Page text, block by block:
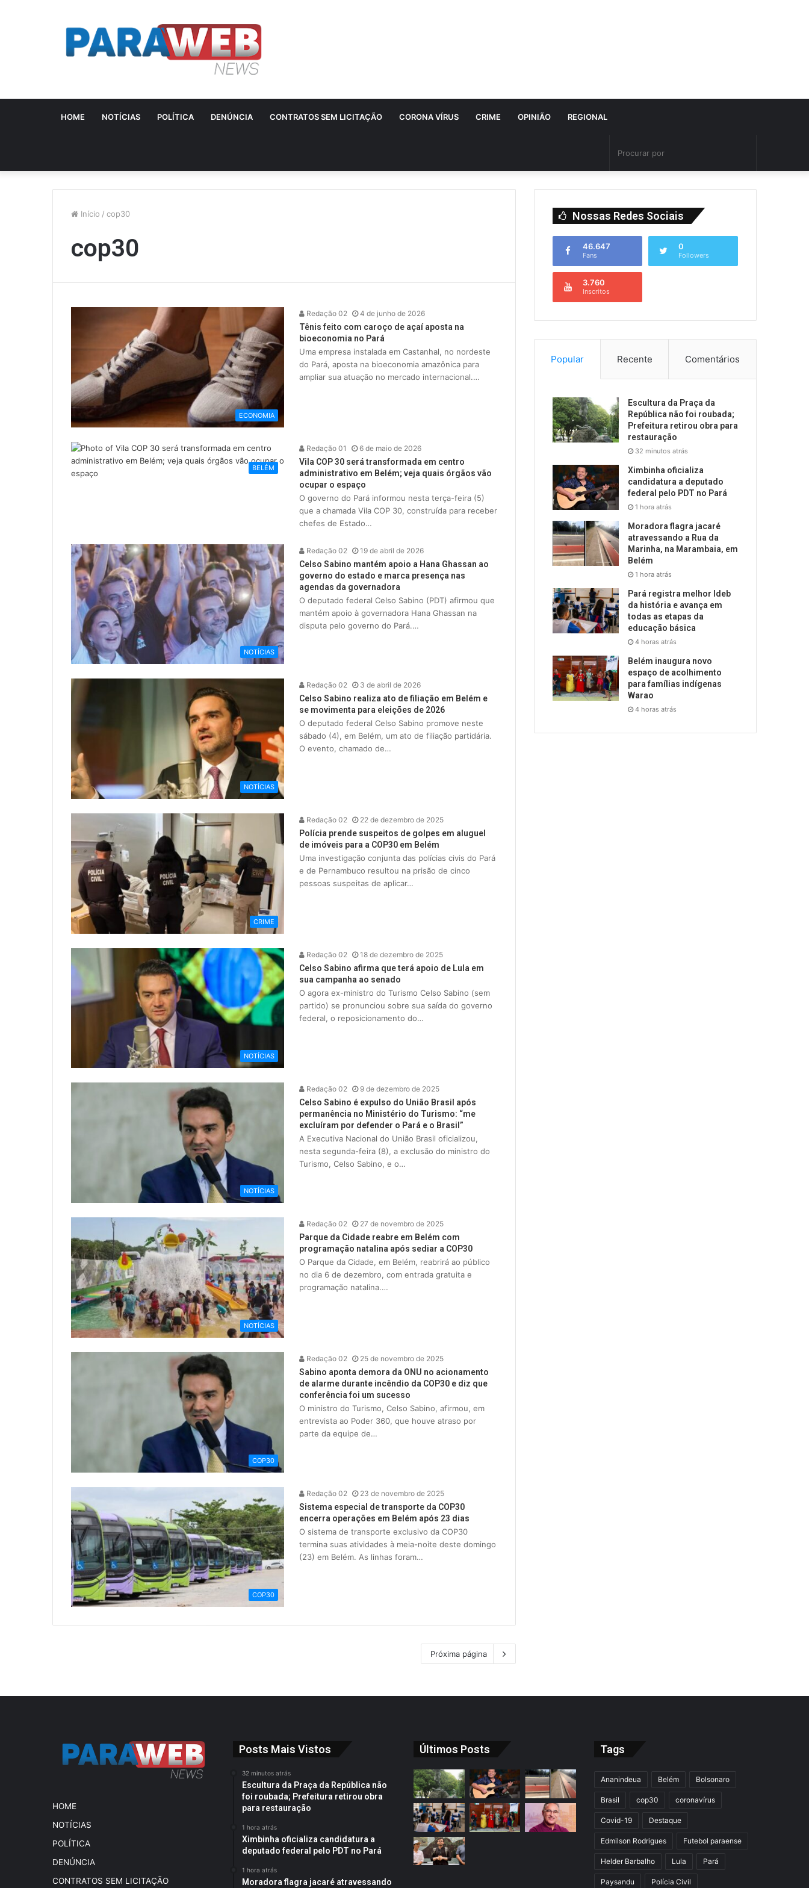
HOME NOTÍCIAS POLÍTICA DENÚNCIA CONTRATOS SEM LICITAÇÃO CORONA VÍRUS CRIME OPINIÃO REGIONAL
Início / cop30
cop30
ECONOMIA
Redação 02 4 de junho de 2026
Tênis feito com caroço de açaí aposta na
bioeconomia no Pará
Uma empresa instalada em Castanhal, no nordeste
do Pará, aposta na bioeconomia amazônica para
ampliar sua atuação no mercado internacional.…
BELÉM
Redação 01 6 de maio de 2026
Vila COP 30 será transformada em centro
administrativo em Belém; veja quais órgãos vão
ocupar o espaço
O governo do Pará informou nesta terça-feira (5)
que a chamada Vila COP 30, construída para receber
chefes de Estado…
NOTÍCIAS
Redação 02 19 de abril de 2026
Celso Sabino mantém apoio a Hana Ghassan ao
governo do estado e marca presença nas
agendas da governadora
O deputado federal Celso Sabino (PDT) afirmou que
mantém apoio à governadora Hana Ghassan na
disputa pelo governo do Pará.…
NOTÍCIAS
Redação 02 3 de abril de 2026
Celso Sabino realiza ato de filiação em Belém e
se movimenta para eleições de 2026
O deputado federal Celso Sabino promove neste
sábado (4), em Belém, um ato de filiação partidária.
O evento, chamado de…
CRIME
Redação 02 22 de dezembro de 2025
Polícia prende suspeitos de golpes em aluguel
de imóveis para a COP30 em Belém
Uma investigação conjunta das polícias civis do Pará
e de Pernambuco resultou na prisão de cinco
pessoas suspeitas de aplicar…
NOTÍCIAS
Redação 02 18 de dezembro de 2025
Celso Sabino afirma que terá apoio de Lula em
sua campanha ao senado
O agora ex-ministro do Turismo Celso Sabino (sem
partido) se pronunciou sobre sua saída do governo
federal, o reposicionamento do…
NOTÍCIAS
Redação 02 9 de dezembro de 2025
Celso Sabino é expulso do União Brasil após
permanência no Ministério do Turismo: “me
excluíram por defender o Pará e o Brasil”
A Executiva Nacional do União Brasil oficializou,
nesta segunda-feira (8), a exclusão do ministro do
Turismo, Celso Sabino, e o…
NOTÍCIAS
Redação 02 27 de novembro de 2025
Parque da Cidade reabre em Belém com
programação natalina após sediar a COP30
O Parque da Cidade, em Belém, reabrirá ao público
no dia 6 de dezembro, com entrada gratuita e
programação natalina.…
COP30
Redação 02 25 de novembro de 2025
Sabino aponta demora da ONU no acionamento
de alarme durante incêndio da COP30 e diz que
conferência foi um sucesso
O ministro do Turismo, Celso Sabino, afirmou, em
entrevista ao Poder 360, que houve atraso por
parte da equipe de…
COP30
Redação 02 23 de novembro de 2025
Sistema especial de transporte da COP30
encerra operações em Belém após 23 dias
O sistema de transporte exclusivo da COP30
termina suas atividades à meia-noite deste domingo
(23) em Belém. As linhas foram…
Próxima página
Nossas Redes Sociais
46.647
Fans
0
Followers
3.760
Inscritos
Popular Recente Comentários
Escultura da Praça da
República não foi roubada;
Prefeitura retirou obra para
restauração
32 minutos atrás
Ximbinha oficializa
candidatura a deputado
federal pelo PDT no Pará
1 hora atrás
Moradora flagra jacaré
atravessando a Rua da
Marinha, na Marambaia, em
Belém
1 hora atrás
Pará registra melhor Ideb
da história e avança em
todas as etapas da
educação básica
4 horas atrás
Belém inaugura novo
espaço de acolhimento
para famílias indígenas
Warao
4 horas atrás
HOME
NOTÍCIAS
POLÍTICA
DENÚNCIA
CONTRATOS SEM LICITAÇÃO
Posts Mais Vistos
32 minutos atrás
Escultura da Praça da República não
foi roubada; Prefeitura retirou obra
para restauração
1 hora atrás
Ximbinha oficializa candidatura a
deputado federal pelo PDT no Pará
1 hora atrás
Moradora flagra jacaré atravessando
Últimos Posts Tags
Ananindeua Belém Bolsonaro
Brasil cop30 coronavírus
Covid-19 Destaque
Edmilson Rodrigues Futebol paraense
Helder Barbalho Lula Pará
Paysandu Polícia Civil